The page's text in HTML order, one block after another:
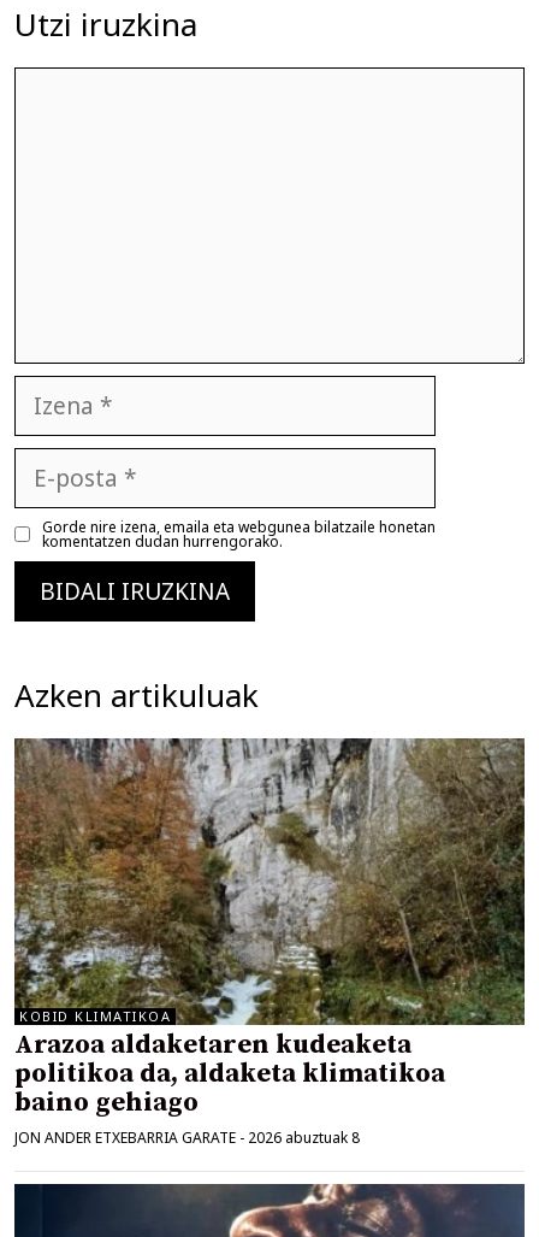
Utzi iruzkina
posta
Gorde nire izena, emaila eta webgunea bilatzaile honetan
komentatzen dudan hurrengorako.
Azken artikuluak
KOBID KLIMATIKOA
Arazoa aldaketaren kudeaketa
politikoa da, aldaketa klimatikoa
baino gehiago
JON ANDER ETXEBARRIA GARATE - 2026 abuztuak 8